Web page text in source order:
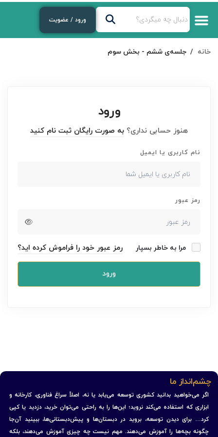
ورود / عضویت
خانه جلسه‌ی ششم - بخش سوم
ورود
هنوز حسابی نداری؟ به صورت رایگان ثبت نام کنید
نام کاربری یا ایمیل
رمز عبور
مرا به خاطر بسپار رمز عبور خود را فراموش کرده اید؟
ورود
چشم‌انداز ما
اگر می‌خواهید بدانید کشوری توسعه می‌یابد یا نه، اصلاً سراغ فناوری، کارخانه و
ابزاری که استفاده می‌کند نروید؛ این‌ها را به راحتی می‌توان خرید، دزدید یا کپی
کرد… برای دیدن توسعه، بروید در دبستان‌ها و پیش‌دبستانی‌ها، ببینید آن‌جا
چگونه بچه‌ها را آموزش می‌دهند. مهم نیست چه چیزی آموزش می‌دهند، بلکه